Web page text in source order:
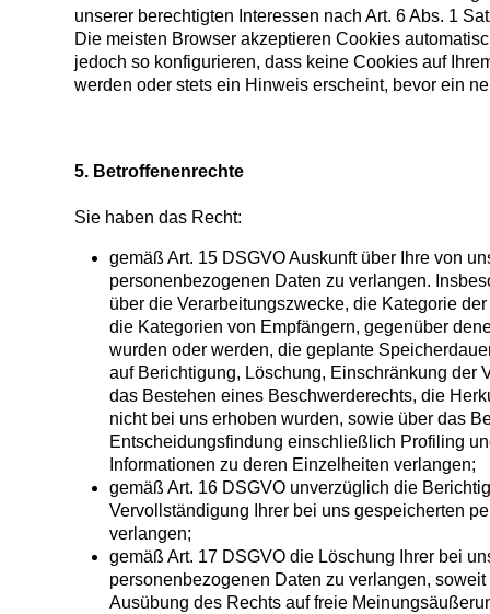
unserer berechtigten Interessen nach Art. 6 Abs. 1
Die meisten Browser akzeptieren Cookies
jedoch so konfigurieren, dass keine Cookies auf
werden oder stets ein Hinweis erscheint, bevor ein
5. Betroffenenrechte
Sie haben das Recht:
gemäß Art. 15 DSGVO Auskunft über Ihre von
personenbezogenen Daten zu verlangen.
über die Verarbeitungszwecke, die Kategorie
die Kategorien von Empfängern, gegenüber
wurden oder werden, die geplante
auf Berichtigung, Löschung, Einschränkung der
das Bestehen eines Beschwerderechts, die
nicht bei uns erhoben wurden, sowie über das
Entscheidungsfindung einschließlich Profiling
Informationen zu deren Einzelheiten verlangen;
gemäß Art. 16 DSGVO unverzüglich die
Vervollständigung Ihrer bei uns gespeicherten
verlangen;
gemäß Art. 17 DSGVO die Löschung Ihrer bei
personenbezogenen Daten zu verlangen,
Ausübung des Rechts auf freie